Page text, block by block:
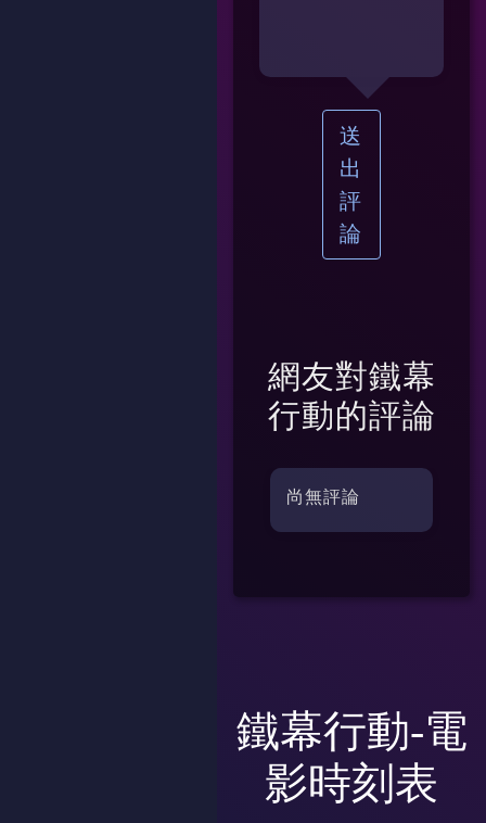
送
出
評
論
網友對鐵幕
行動的評論
尚無評論
鐵幕行動-電
影時刻表